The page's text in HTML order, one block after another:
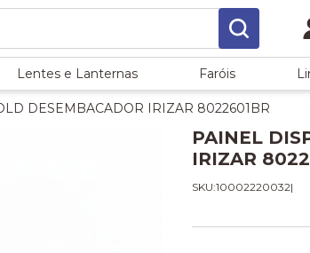
Lentes e Lanternas Faróis
DESEMBACADOR IRIZAR 8022601BR
PAINEL
IRIZAR
SKU:10002220032|